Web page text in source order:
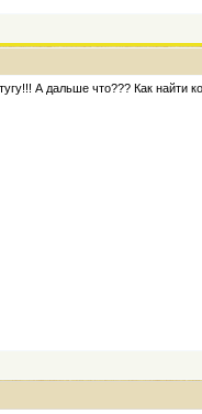
А дальше что??? Как найти